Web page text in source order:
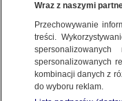
z
że nie
Za
Wraz z naszymi
Przechowywanie
treści.
spersonalizowanych
kombinacji danych z
do wyboru reklam.